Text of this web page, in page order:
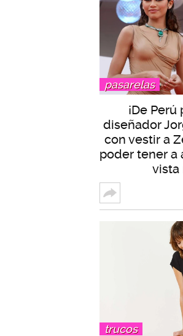
pasarelas
¡De
diseñador
con vestir a
poder tener a
vista
trucos